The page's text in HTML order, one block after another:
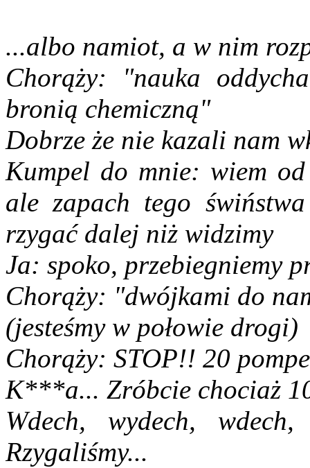
...albo namiot, a w nim
Chorąży: "nauka
bronią chemiczną"
Dobrze że nie kazali nam
Kumpel do mnie: wiem
ale zapach tego
rzygać dalej niż widzimy
Ja: spoko, przebiegniemy
Chorąży: "dwójkami do
(jesteśmy w połowie drogi)
Chorąży: STOP!! 20
K***a... Zróbcie chociaż
Wdech, wydech,
Rzygaliśmy...